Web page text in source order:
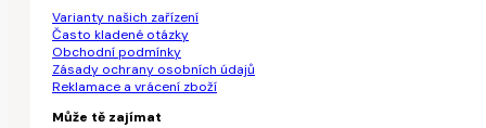
Varianty našich zařízení
Často kladené otázky
Obchodní podmínky
Zásady ochrany osobních údajů
Reklamace a vrácení zboží
Může tě zajímat